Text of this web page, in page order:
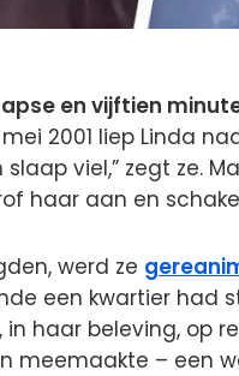
en vijftien
2001 liep Linda
slaap viel,” zegt ze.
haar aan en
werd ze
een kwartier had
haar beleving, op
meemaakte – een